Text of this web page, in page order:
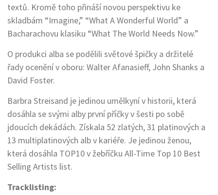
textů. Kromě toho přináší novou perspektivu ke
skladbám “Imagine,” “What A Wonderful World” a
Bacharachovu klasiku “What The World Needs Now.”
O produkci alba se podělili světové špičky a držitelé
řady ocenění v oboru: Walter Afanasieff, John Shanks a
David Foster.
Barbra Streisand je jedinou umělkyní v historii, která
dosáhla se svými alby první příčky v šesti po sobě
jdoucích dekádách. Získala 52 zlatých, 31 platinových a
13 multiplatinových alb v kariéře. Je jedinou ženou,
která dosáhla TOP10 v žebříčku All-Time Top 10 Best
Selling Artists list.
Tracklisting: